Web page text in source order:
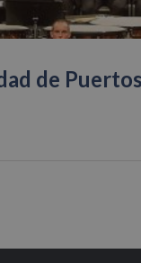
de